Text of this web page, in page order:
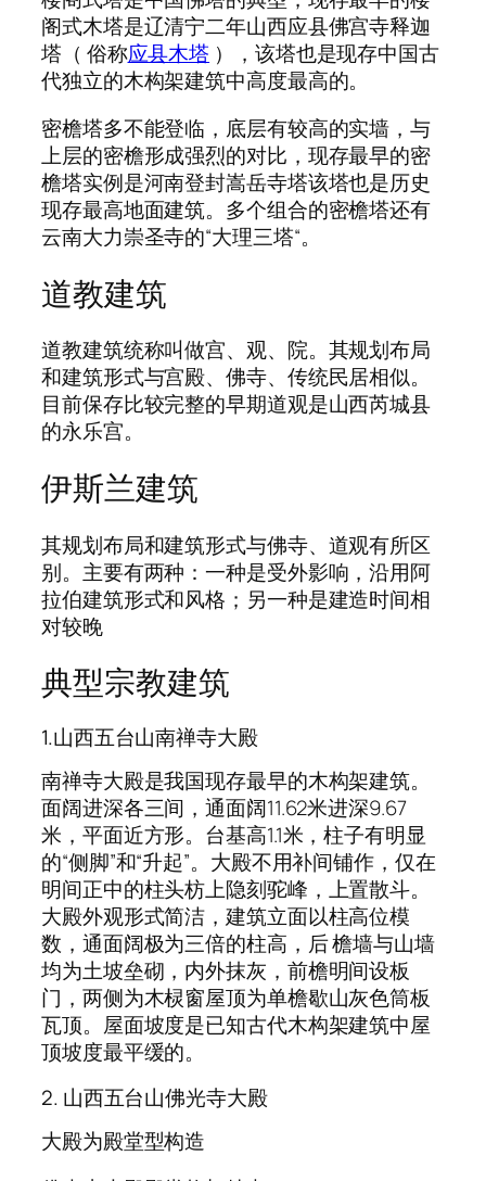
阁式木塔是辽清宁二年山西应县佛宫寺释迦
塔（ 俗称应县木塔 ），该塔也是现存中国古
代独立的木构架建筑中高度最高的。
密檐塔多不能登临，底层有较高的实墙，与
上层的密檐形成强烈的对比，现存最早的密
檐塔实例是河南登封嵩岳寺塔该塔也是历史
现存最高地面建筑。多个组合的密檐塔还有
云南大力崇圣寺的“大理三塔“。
道教建筑
道教建筑统称叫做宫、观、院。其规划布局
和建筑形式与宫殿、佛寺、传统民居相似。
目前保存比较完整的早期道观是山西芮城县
的永乐宫。
伊斯兰建筑
其规划布局和建筑形式与佛寺、道观有所区
别。主要有两种：一种是受外影响，沿用阿
拉伯建筑形式和风格；另一种是建造时间相
对较晚
典型宗教建筑
1.山西五台山南禅寺大殿
南禅寺大殿是我国现存最早的木构架建筑。
面阔进深各三间，通面阔11.62米进深9.67
米，平面近方形。台基高1.1米，柱子有明显
的“侧脚”和“升起”。大殿不用补间铺作，仅在
明间正中的柱头枋上隐刻驼峰，上置散斗。
大殿外观形式简洁，建筑立面以柱高位模
数，通面阔极为三倍的柱高，后 檐墙与山墙
均为土坡垒砌，内外抹灰，前檐明间设板
门，两侧为木棂窗屋顶为单檐歇山灰色筒板
瓦顶。屋面坡度是已知古代木构架建筑中屋
顶坡度最平缓的。
2. 山西五台山佛光寺大殿
大殿为殿堂型构造